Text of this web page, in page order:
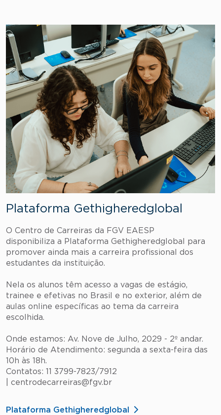
Plataforma Gethigheredglobal
O Centro de Carreiras da FGV EAESP
disponibiliza a Plataforma Gethigheredglobal para
promover ainda mais a carreira profissional dos
estudantes da instituição.
Nela os alunos têm acesso a vagas de estágio,
trainee e efetivas no Brasil e no exterior, além de
aulas online específicas ao tema da carreira
escolhida.
Onde estamos: Av. Nove de Julho, 2029 - 2º andar.
Horário de Atendimento: segunda a sexta-feira das
10h às 18h.
Contatos: 11 3799-7823/7912
| centrodecarreiras@fgv.br
Plataforma Gethigheredglobal